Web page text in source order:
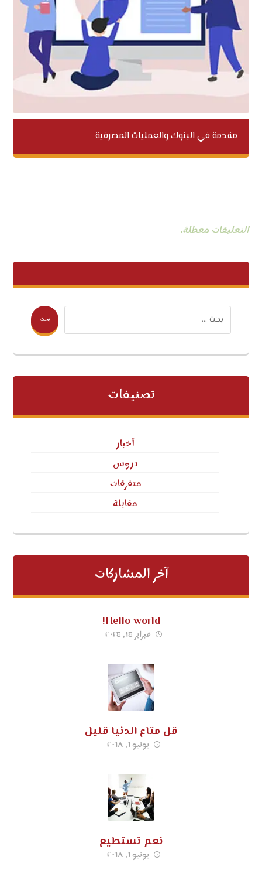
مقدمة في البنوك والعمليات المصرفية
التعليقات معطلة.
بحث
تصنيفات
أخبار
دروس
متفرقات
مقابلة
آخر المشاركات
Hello world!
فبراير ١٤, ٢٠٢٤
قل متاع الدنيا قليل
يونيو ١, ٢٠١٨
نعم تستطيع
يونيو ١, ٢٠١٨